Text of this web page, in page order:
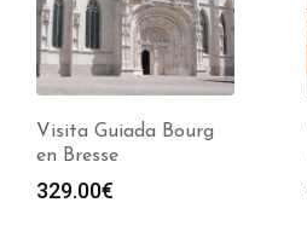
Visita Guiada Bourg
en Bresse
329.00€